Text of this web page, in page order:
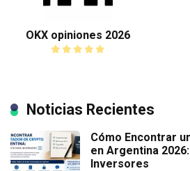
OKX opiniones 2026
Noticias Recientes
Cómo Encontrar
en Argentina
Inversores